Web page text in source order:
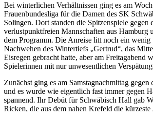
Bei winterlichen Verhältnissen ging es am
Frauenbundesliga für die Damen des SK
Solingen. Dort standen die Spitzenspiele gegen
verlustpunktfreien Mannschaften aus Hamburg
dem Programm. Die Anreise litt noch ein wenig
Nachwehen des Wintertiefs „Gertrud“, das
Eisregen gebracht hatte, aber am Freitagabend
Spielerinnen mit nur unwesentlichen
Zunächst ging es am Samstagnachmittag
und es wurde wie eigentlich fast immer gegen
spannend. Ihr Debüt für Schwäbisch Hall gab
Ricken, die aus dem nahen Krefeld die kürzeste